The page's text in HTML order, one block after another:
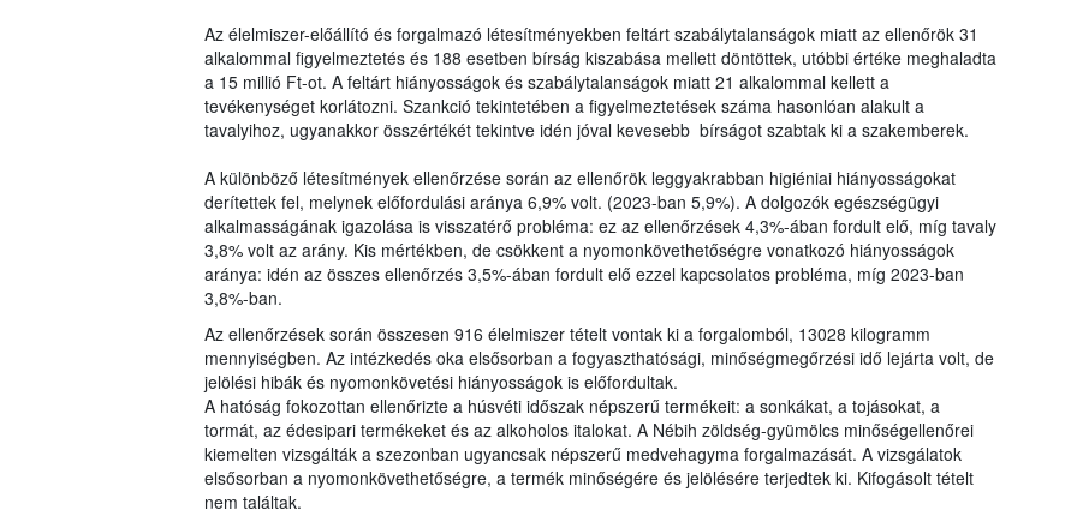
Az élelmiszer-előállító és forgalmazó létesítményekben feltárt szabálytalanságok miatt az ellenőrök 31
alkalommal figyelmeztetés és 188 esetben bírság kiszabása mellett döntöttek, utóbbi értéke meghaladta
a 15 millió Ft-ot. A feltárt hiányosságok és szabálytalanságok miatt 21 alkalommal kellett a
tevékenységet korlátozni. Szankció tekintetében a figyelmeztetések száma hasonlóan alakult a
tavalyihoz, ugyanakkor összértékét tekintve idén jóval kevesebb bírságot szabtak ki a szakemberek.
A különböző létesítmények ellenőrzése során az ellenőrök leggyakrabban higiéniai hiányosságokat
derítettek fel, melynek előfordulási aránya 6,9% volt. (2023-ban 5,9%). A dolgozók egészségügyi
alkalmasságának igazolása is visszatérő probléma: ez az ellenőrzések 4,3%-ában fordult elő, míg tavaly
3,8% volt az arány. Kis mértékben, de csökkent a nyomonkövethetőségre vonatkozó hiányosságok
aránya: idén az összes ellenőrzés 3,5%-ában fordult elő ezzel kapcsolatos probléma, míg 2023-ban
3,8%-ban.
Az ellenőrzések során összesen 916 élelmiszer tételt vontak ki a forgalomból, 13028 kilogramm
mennyiségben. Az intézkedés oka elsősorban a fogyaszthatósági, minőségmegőrzési idő lejárta volt, de
jelölési hibák és nyomonkövetési hiányosságok is előfordultak.
A hatóság fokozottan ellenőrizte a húsvéti időszak népszerű termékeit: a sonkákat, a tojásokat, a
tormát, az édesipari termékeket és az alkoholos italokat. A Nébih zöldség-gyümölcs minőségellenőrei
kiemelten vizsgálták a szezonban ugyancsak népszerű medvehagyma forgalmazását. A vizsgálatok
elsősorban a nyomonkövethetőségre, a termék minőségére és jelölésére terjedtek ki. Kifogásolt tételt
nem találtak.